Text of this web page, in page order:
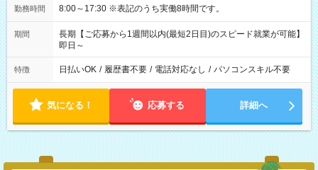
勤務時間 8:00～17:30 ※表記のうち実働8時間です。
期間
長期【ご応募から1週間以内(最短2日目)のスピード就業が可能】
即日～
特徴 日払いOK / 履歴書不要 / 電話対応なし / パソコンスキル不要
気になる！ 応募する 詳細へ